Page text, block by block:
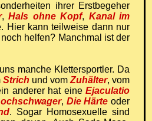
ihrer Erstbegeher
,Hals ohne Kopf, Kanal im
Hier kann teilweise dann nur
noch helfen? Manchmal ist der
manche Klettersportler. Da
Strich und vom Zuhälter, vom
anderer hat eineEjaculatio
, Die Härteoder
. Sogar Homosexuelle sind